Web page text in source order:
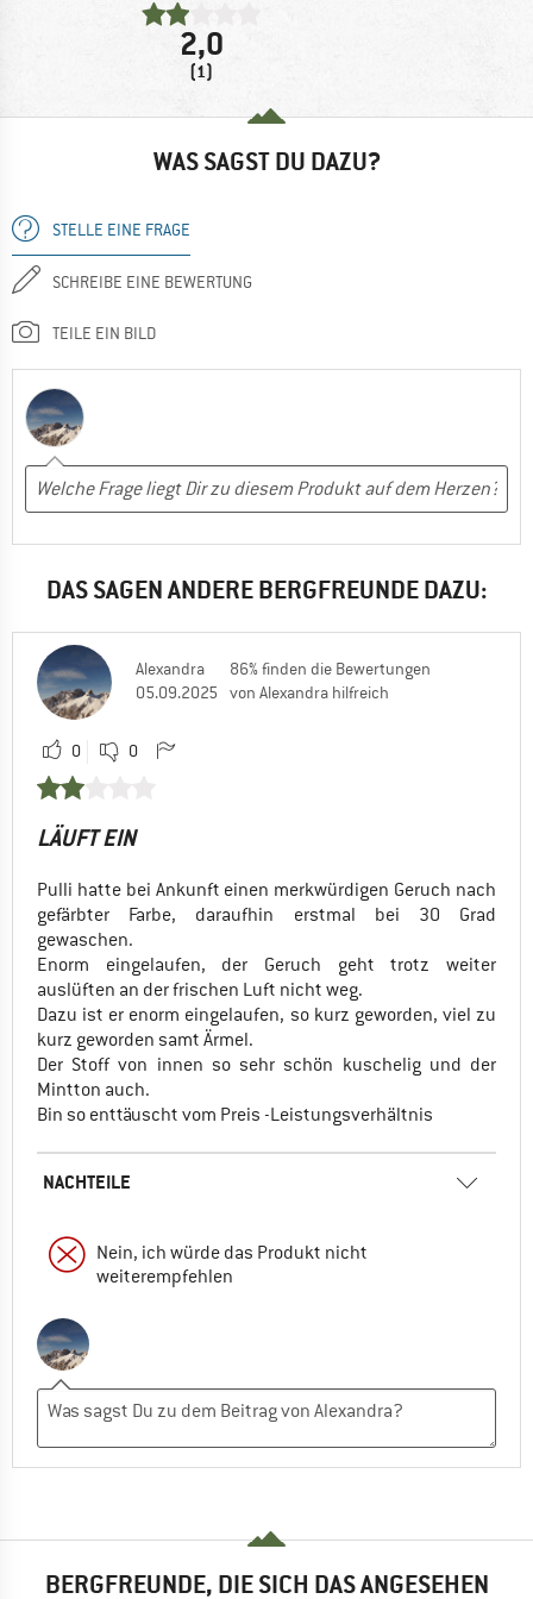
2,0
(1)
WAS SAGST DU DAZU?
STELLE EINE FRAGE
SCHREIBE EINE BEWERTUNG
TEILE EIN BILD
DAS SAGEN ANDERE BERGFREUNDE DAZU:
Alexandra
05.09.2025
86% finden die Bewertungen
von Alexandra hilfreich
0 0
LÄUFT EIN
Pulli hatte bei Ankunft einen merkwürdigen Geruch nach
gefärbter Farbe, daraufhin erstmal bei 30 Grad
gewaschen.
Enorm eingelaufen, der Geruch geht trotz weiter
auslüften an der frischen Luft nicht weg.
Dazu ist er enorm eingelaufen, so kurz geworden, viel zu
kurz geworden samt Ärmel.
Der Stoff von innen so sehr schön kuschelig und der
Mintton auch.
Bin so enttäuscht vom Preis -Leistungsverhältnis
NACHTEILE
Nein, ich würde das Produkt nicht
weiterempfehlen
BERGFREUNDE, DIE SICH DAS ANGESEHEN